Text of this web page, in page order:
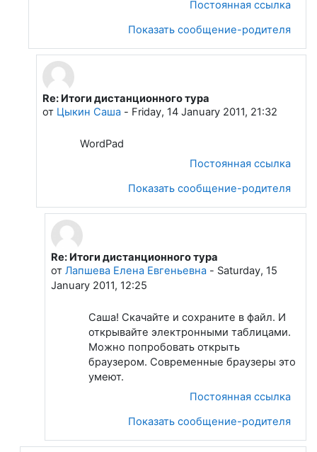
Постоянная ссылка
Показать сообщение-родителя
В ответ на Лапшева Елена Евгеньевна
Re: Итоги дистанционного тура
от Цыкин Саша - Friday, 14 January 2011, 21:32
WordPad
Постоянная ссылка
Показать сообщение-родителя
В ответ на Цыкин Саша
Re: Итоги дистанционного тура
от Лапшева Елена Евгеньевна- Saturday, 15
January 2011, 12:25
Саша! Скачайте и сохраните в файл. И
открывайте электронными таблицами.
Можно попробовать открыть
браузером. Современные браузеры это
умеют.
Постоянная ссылка
Показать сообщение-родителя